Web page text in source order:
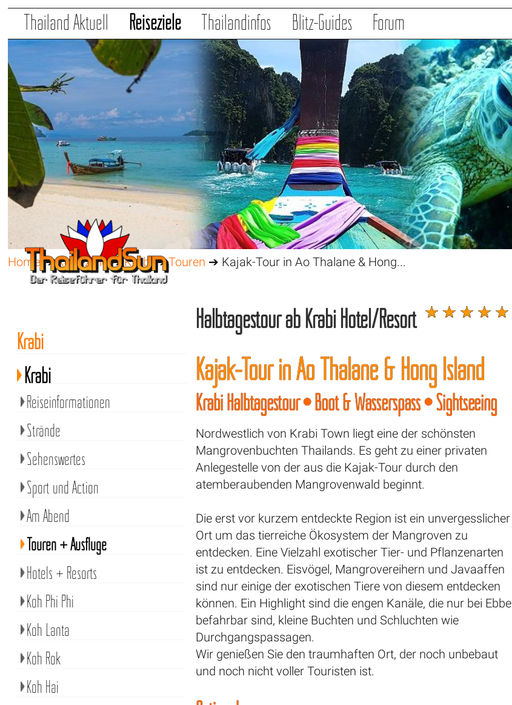
Thailand Aktuell Reiseziele Thailandinfos Blitz-Guides Forum
Home➔Reiseziele➔Krabi➔Touren ➔ Kajak-Tour in Ao Thalane & Hong...
Halbtagestour ab Krabi Hotel/Resort
Kajak-Tour in Ao Thalane & Hong Island
Krabi Halbtagestour • Boot & Wasserspass • Sightseeing
Nordwestlich von Krabi Town liegt eine der schönsten
Mangrovenbuchten Thailands. Es geht zu einer privaten
Anlegestelle von der aus die Kajak-Tour durch den
atemberaubenden Mangrovenwald beginnt.
Die erst vor kurzem entdeckte Region ist ein unvergesslicher
Ort um das tierreiche Ökosystem der Mangroven zu
entdecken. Eine Vielzahl exotischer Tier- und Pflanzenarten
ist zu entdecken. Eisvögel, Mangrovereihern und Javaaffen
sind nur einige der exotischen Tiere von diesem entdecken
können. Ein Highlight sind die engen Kanäle, die nur bei Ebbe
befahrbar sind, kleine Buchten und Schluchten wie
Durchgangspassagen.
Wir genießen Sie den traumhaften Ort, der noch unbebaut
und noch nicht voller Touristen ist.
Krabi
Krabi
Reiseinformationen
Strände
Sehenswertes
Sport und Action
Am Abend
Touren + Ausflüge
Hotels + Resorts
Koh Phi Phi
Koh Lanta
Koh Rok
Koh Hai